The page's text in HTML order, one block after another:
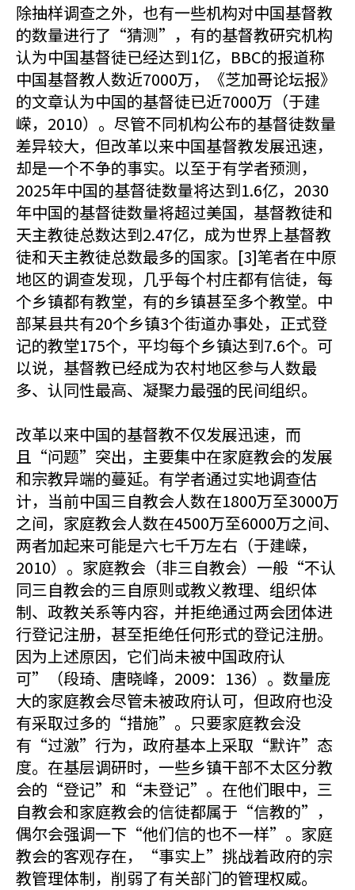
除抽样调查之外，也有一些机构对中国基督教
的数量进行了“猜测”，有的基督教研究机构
认为中国基督徒已经达到1亿，BBC的报道称
中国基督教人数近7000万，《芝加哥论坛报》
的文章认为中国的基督徒已近7000万（于建
嵘，2010）。尽管不同机构公布的基督徒数量
差异较大，但改革以来中国基督教发展迅速，
却是一个不争的事实。以至于有学者预测，
2025年中国的基督徒数量将达到1.6亿，2030
年中国的基督徒数量将超过美国，基督教徒和
天主教徒总数达到2.47亿，成为世界上基督教
徒和天主教徒总数最多的国家。[3]笔者在中原
地区的调查发现，几乎每个村庄都有信徒，每
个乡镇都有教堂，有的乡镇甚至多个教堂。中
部某县共有20个乡镇3个街道办事处，正式登
记的教堂175个，平均每个乡镇达到7.6个。可
以说，基督教已经成为农村地区参与人数最
多、认同性最高、凝聚力最强的民间组织。
改革以来中国的基督教不仅发展迅速，而
且“问题”突出，主要集中在家庭教会的发展
和宗教异端的蔓延。有学者通过实地调查估
计，当前中国三自教会人数在1800万至3000万
之间，家庭教会人数在4500万至6000万之间、
两者加起来可能是六七千万左右（于建嵘，
2010）。家庭教会（非三自教会）一般“不认
同三自教会的三自原则或教义教理、组织体
制、政教关系等内容，并拒绝通过两会团体进
行登记注册，甚至拒绝任何形式的登记注册。
因为上述原因，它们尚未被中国政府认
可”（段琦、唐晓峰，2009：136）。数量庞
大的家庭教会尽管未被政府认可，但政府也没
有采取过多的“措施”。只要家庭教会没
有“过激”行为，政府基本上采取“默许”态
度。在基层调研时，一些乡镇干部不太区分教
会的“登记”和“未登记”。在他们眼中，三
自教会和家庭教会的信徒都属于“信教的”，
偶尔会强调一下“他们信的也不一样”。家庭
教会的客观存在，“事实上”挑战着政府的宗
教管理体制，削弱了有关部门的管理权威。